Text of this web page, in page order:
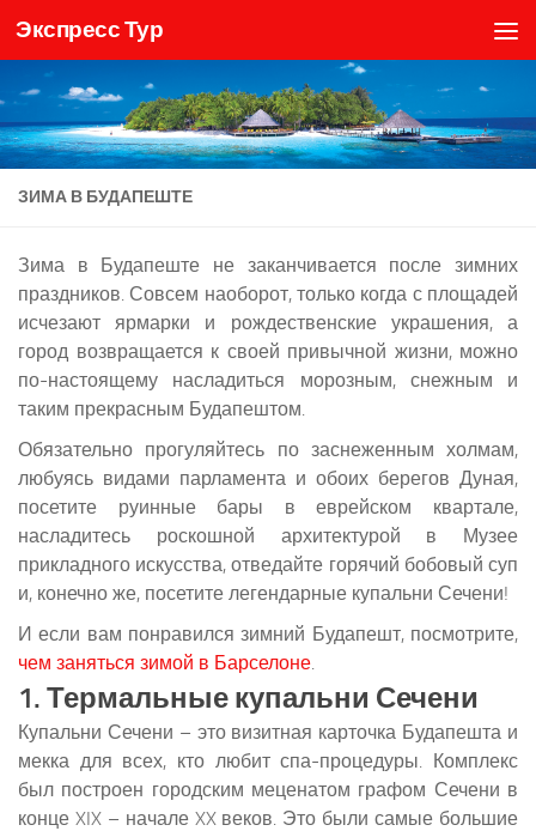
Skip to content
Экспресс Тур
ЗИМА В БУДАПЕШТЕ
Зима в Будапеште не заканчивается после зимних
праздников. Совсем наоборот, только когда с площадей
исчезают ярмарки и рождественские украшения, а
город возвращается к своей привычной жизни, можно
по-настоящему насладиться морозным, снежным и
таким прекрасным Будапештом.
Обязательно прогуляйтесь по заснеженным холмам,
любуясь видами парламента и обоих берегов Дуная,
посетите руинные бары в еврейском квартале,
насладитесь роскошной архитектурой в Музее
прикладного искусства, отведайте горячий бобовый суп
и, конечно же, посетите легендарные купальни Сечени!
И если вам понравился зимний Будапешт, посмотрите,
чем заняться зимой в Барселоне.
1. Термальные купальни Сечени
Купальни Сечени – это визитная карточка Будапешта и
мекка для всех, кто любит спа-процедуры. Комплекс
был построен городским меценатом графом Сечени в
конце XIX – начале XX веков. Это были самые большие